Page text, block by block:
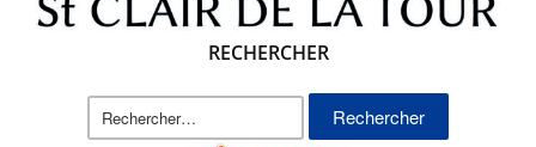
RECHERCHER
Rechercher :